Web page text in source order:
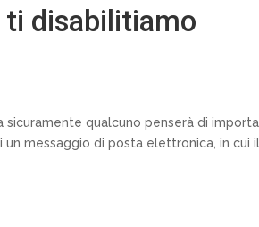
disabilitiamo
sicuramente qualcuno penserà di
messaggio di posta elettronica, in cui